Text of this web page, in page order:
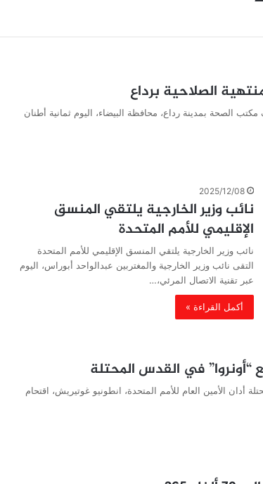
الصلاحية برداع
مكتب الصحة بمدينة رداع، محافظة البيضاء، اليوم ثمانية أطنان
2025/12/08
نائب وزير الخارجية يلتقي المنسق
الإقليمي للأمم المتحدة
نائب وزير الخارجية يلتقي المنسق الإقليمي للأمم المتحدة
التقى نائب وزير الخارجية والمغتربين عبدالواحد أبوراس، اليوم
عبر تقنية الاتصال المرئي،…
أكمل القراءة »
“أونروا” في القدس المحتلة
أدان الأمين العام للأمم المتحدة، انطونيو غوتيريش، اقتحام